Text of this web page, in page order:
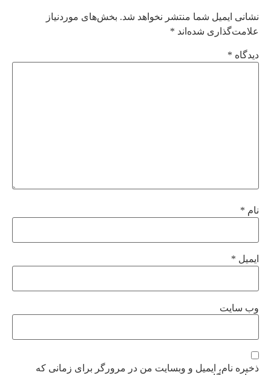
نشانی ایمیل شما منتشر نخواهد شد. بخش‌های موردنیاز
علامت‌گذاری شده‌اند *
دیدگاه *
نام *
ایمیل *
وب‌ سایت
ذخیره نام، ایمیل و وبسایت من در مرورگر برای زمانی که